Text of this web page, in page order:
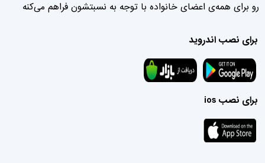
رو برای همه‌ی اعضای خانواده با توجه به نسبتشون فراهم می‌کنه
برای نصب اندروید
برای نصب ios